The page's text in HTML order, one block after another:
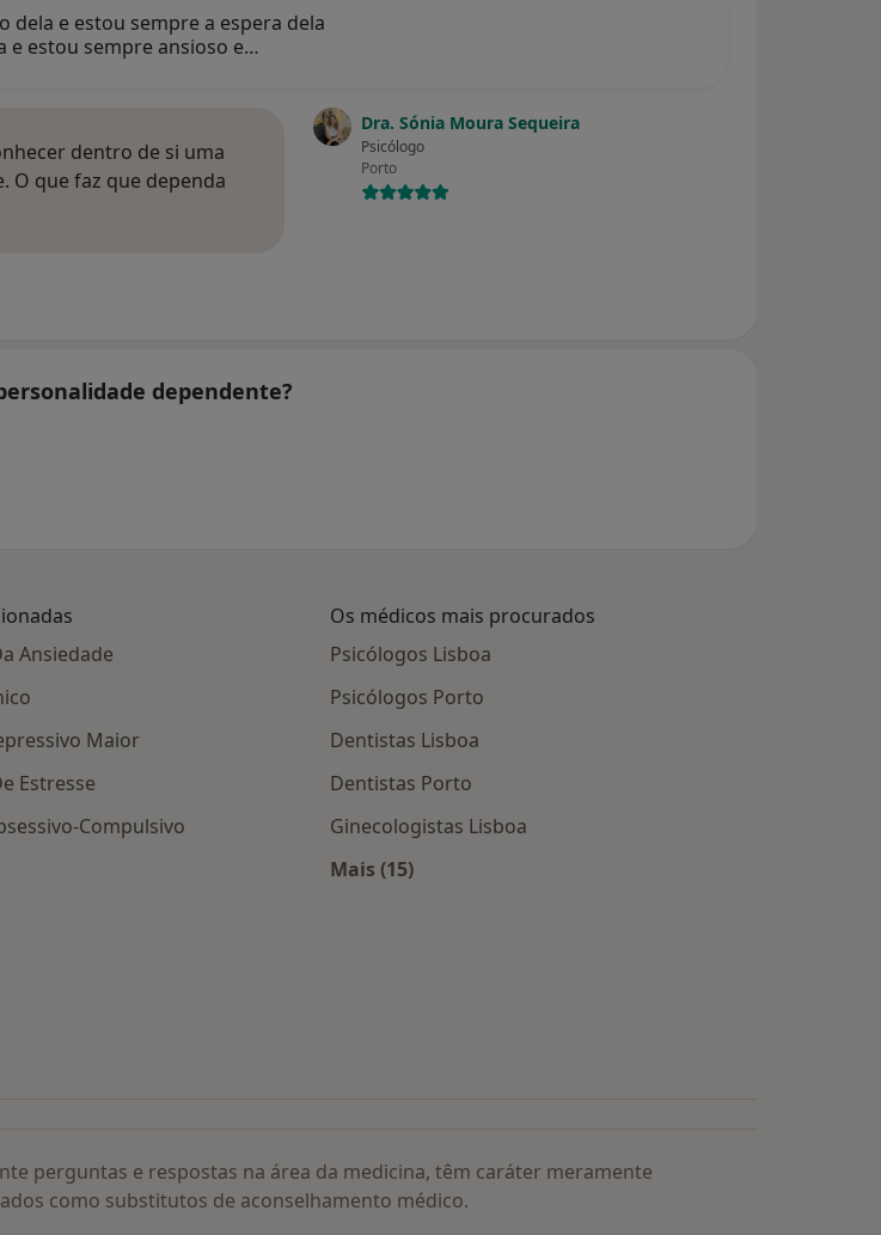
dela e estou sempre a espera dela
e estou sempre ansioso e…
Dra. Sónia Moura Sequeira
Psicólogo
Porto
dentro de si uma
O que faz que dependa
dependente?
Ansiedade
Maior
Estresse
Compulsivo
Os médicos mais procurados
Psicólogos Lisboa
Psicólogos Porto
Dentistas Lisboa
Dentistas Porto
Ginecologistas Lisboa
Mais (15)
perguntas e respostas na área da medicina, têm caráter meramente
como substitutos de aconselhamento médico.